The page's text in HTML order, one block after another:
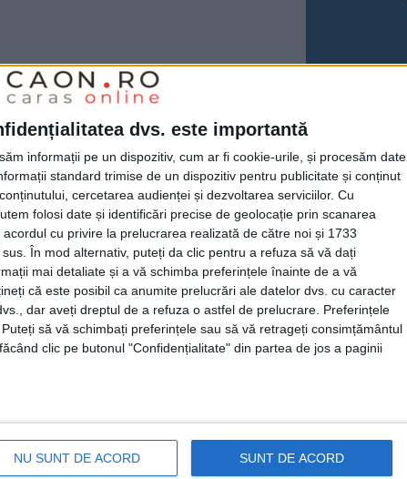
dvs. este importantă
informații pe un dispozitiv, cum ar fi cookie-urile, și procesăm date
standard trimise de un dispozitiv pentru publicitate și conținut
cercetarea audienței și dezvoltarea serviciilor. Cu
folosi date și identificări precise de geolocație prin scanarea
cu privire la prelucrarea realizată de către noi și 1733
În mod alternativ, puteți da clic pentru a refuza să vă dați
mai detaliate și a vă schimba preferințele înainte de a vă
că este posibil ca anumite prelucrări ale datelor dvs. cu caracter
dar aveți dreptul de a refuza o astfel de prelucrare. Preferințele
să vă schimbați preferințele sau să vă retrageți consimțământul
clic pe butonul "Confidențialitate" din partea de jos a paginii
NU SUNT DE ACORD SUNT DE ACORD